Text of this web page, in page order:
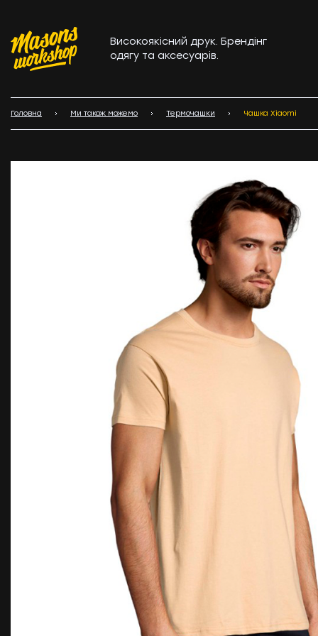
Високоякісний друк. Брендінг
одягу та аксесуарів.
Головна Ми також можемо Термочашки Чашка Xiaomi